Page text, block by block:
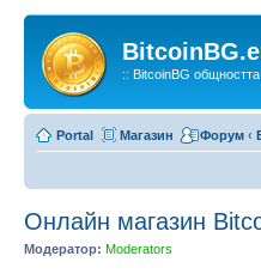
:: BitcoinBG общността
Portal Магазин Форум ‹
Онлайн магазин
Модератор: Moderators